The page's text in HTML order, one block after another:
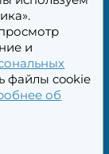
и
файлы cookie
об